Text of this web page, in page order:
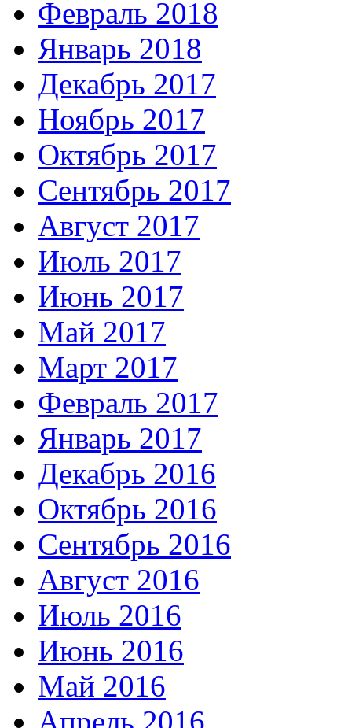
Февраль 2018
Январь 2018
Декабрь 2017
Ноябрь 2017
Октябрь 2017
Сентябрь 2017
Август 2017
Июль 2017
Июнь 2017
Май 2017
Март 2017
Февраль 2017
Январь 2017
Декабрь 2016
Октябрь 2016
Сентябрь 2016
Август 2016
Июль 2016
Июнь 2016
Май 2016
Апрель 2016